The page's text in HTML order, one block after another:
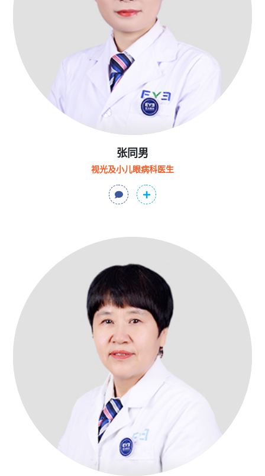
张同男
视光及小儿眼病科医生